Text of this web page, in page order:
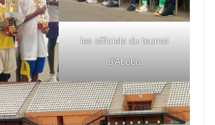
les officiels du tournoi
d'Abobo